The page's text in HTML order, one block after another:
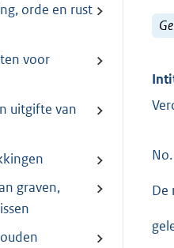
orde en rust
voor
uitgifte van
graven,
De